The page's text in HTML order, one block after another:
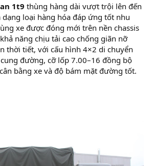
1t9 thùng hàng dài vượt trội lên đến
dạng loại hàng hóa đáp ứng tốt nhu
xe được đóng mới trên nền chassis
năng chịu tải cao chống giãn nỡ
thời tiết, với cấu hình 4×2 di chuyển
đường, cỡ lốp 7.00–16 đồng bộ
bằng xe và độ bám mặt đường tốt.